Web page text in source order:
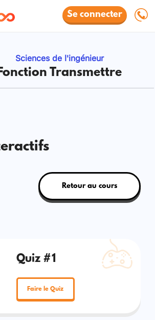
Se connecter
Sciences de l'ingénieur
Transmettre
Retour au cours
Quiz #1
Faire le Quiz